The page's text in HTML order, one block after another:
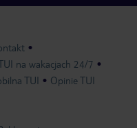
na wakacjach 24/7
TUI Opinie TUI